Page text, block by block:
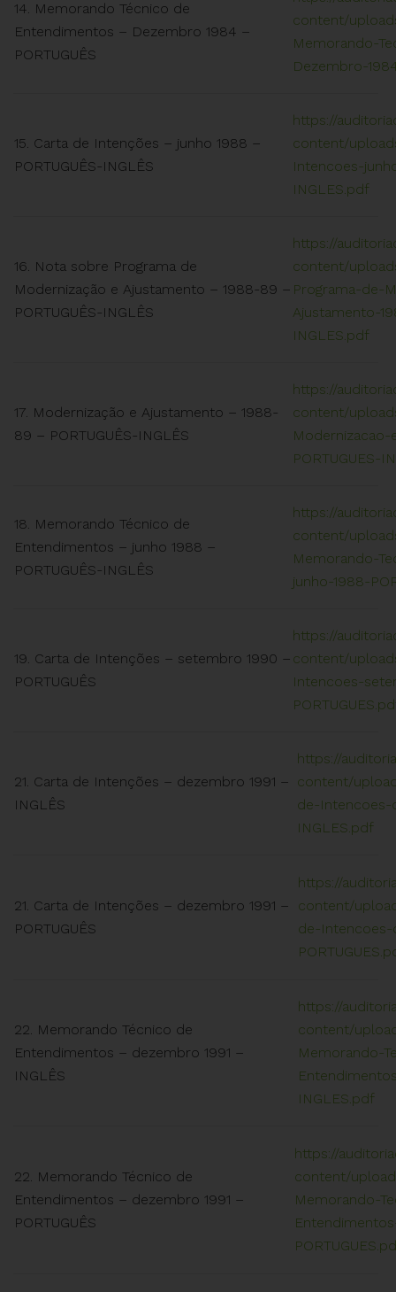
14. Memorando Técnico de
Entendimentos – Dezembro 1984 –
PORTUGUÊS
content/
Memorando-
Dezembro-
15. Carta de Intenções – junho 1988 –
PORTUGUÊS-INGLÊS
https://
content/
Intencoes-
INGLES.pdf
16. Nota sobre Programa de
Modernização e Ajustamento – 1988-89 –
PORTUGUÊS-INGLÊS
https://
content/
Programa-de-
Ajustamento-
INGLES.pdf
17. Modernização e Ajustamento – 1988-
89 – PORTUGUÊS-INGLÊS
https://
content/
PORTUGUES-
18. Memorando Técnico de
Entendimentos – junho 1988 –
PORTUGUÊS-INGLÊS
https://
content/
Memorando-
junho-1988-
19. Carta de Intenções – setembro 1990 –
PORTUGUÊS
https://
content/
Intencoes-
21. Carta de Intenções – dezembro 1991 –
INGLÊS
https://
content/
de-Intencoes-
INGLES.pdf
21. Carta de Intenções – dezembro 1991 –
PORTUGUÊS
https://
content/
de-Intencoes-
22. Memorando Técnico de
Entendimentos – dezembro 1991 –
INGLÊS
https://
content/
Memorando-
INGLES.pdf
22. Memorando Técnico de
Entendimentos – dezembro 1991 –
PORTUGUÊS
https://
content/
Memorando-